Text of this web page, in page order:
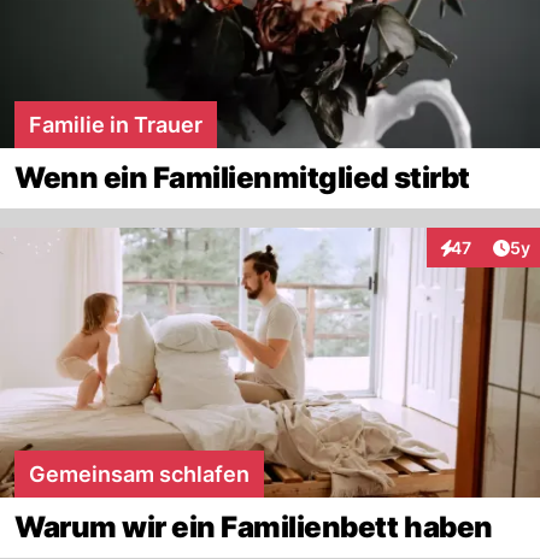
Familie in Trauer
Wenn ein Familienmitglied stirbt
47
Interaktionen
5y
Gemeinsam schlafen
Warum wir ein Familienbett haben